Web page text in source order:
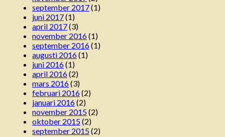
september 2017(1)
juni 2017(1)
april 2017(3)
november 2016(1)
september 2016(1)
augusti 2016(1)
juni 2016(1)
april 2016(2)
mars 2016(3)
februari 2016(2)
januari 2016(2)
november 2015(2)
oktober 2015(2)
september 2015(2)